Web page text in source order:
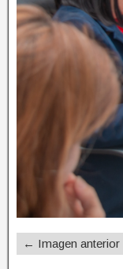
← Imagen anterior